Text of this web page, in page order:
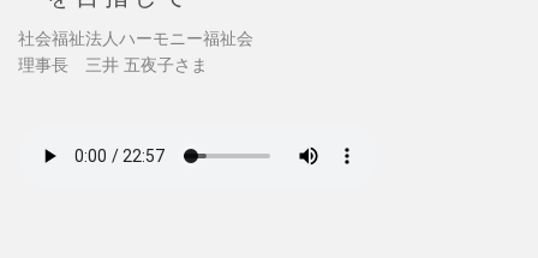
社会福祉法人ハーモニー福祉会
理事長 三井 五夜子さま